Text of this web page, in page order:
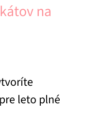
na
leto plné